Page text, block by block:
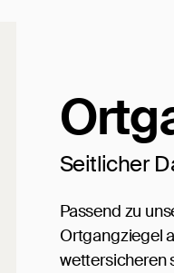
Seitlicher
Passend zu
Ortgangziegel
wettersicheren